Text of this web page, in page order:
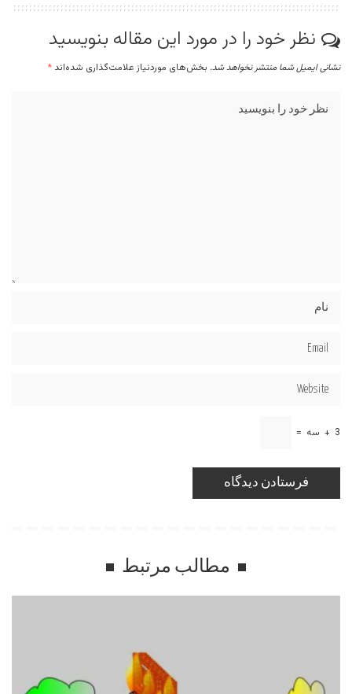
نظر خود را در مورد این مقاله بنویسید
نشانی ایمیل شما منتشر نخواهد شد. بخش‌های موردنیاز علامت‌گذاری شده‌اند *
3
+ سه =
مطالب مرتبط